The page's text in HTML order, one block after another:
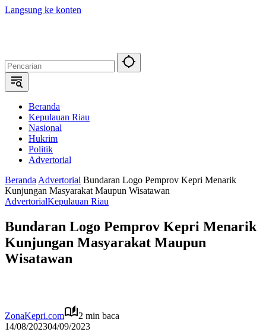
Langsung ke konten
Beranda
Kepulauan Riau
Nasional
Hukrim
Politik
Advertorial
Beranda Advertorial Bundaran Logo Pemprov Kepri Menarik
Kunjungan Masyarakat Maupun Wisatawan
AdvertorialKepulauan Riau
Bundaran Logo Pemprov Kepri Menarik
Kunjungan Masyarakat Maupun
Wisatawan
ZonaKepri.com
2 min baca
14/08/202304/09/2023